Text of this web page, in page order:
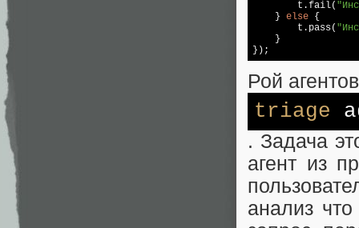
        t.fail(
    }
else {
        t.pass(
    }
});
Рой
triage
. Задача
агент из
анализ